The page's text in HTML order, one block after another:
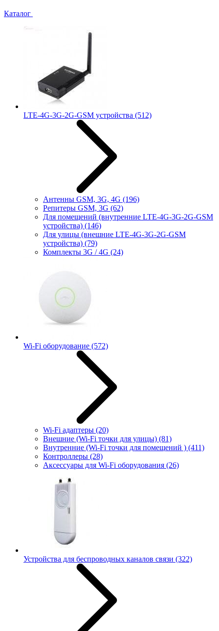
Каталог
LTE-4G-3G-2G-GSM устройства (512)
Антенны GSM, 3G, 4G (196)
Репитеры GSM, 3G (62)
Для помещений (внутренние LTE-4G-3G-2G-GSM
устройства) (146)
Для улицы (внешние LTE-4G-3G-2G-GSM
устройства) (79)
Комплекты 3G / 4G (24)
Wi-Fi оборудование (572)
Wi-Fi адаптеры (20)
Внешние (Wi-Fi точки для улицы) (81)
Внутренние (Wi-Fi точки для помещений ) (411)
Контроллеры (28)
Аксессуары для Wi-Fi оборудования (26)
Устройства для беспроводных каналов связи (322)